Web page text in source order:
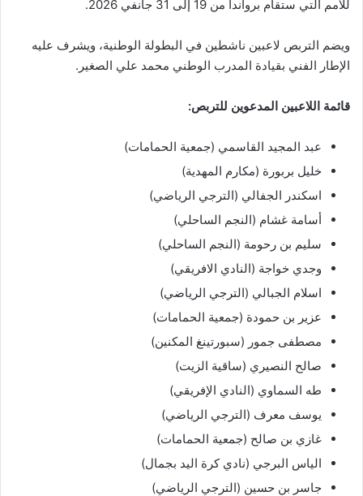
للأمم التي ستقام برواندا من 19 إلى 31 جانفي 2026.
ويضم التربص لاعبين ناشطين في البطولة الوطنية، ويشرف عليه
الإطار الفني بقيادة المدرب الوطني محمد علي الصغير.
قائمة اللاعبين المدعوين للتربص:
عبد المجيد القاسمي (جمعية الحمامات)
خليل بربورة (مكارم المهدية)
اسكندر الجفالي (الترجي الرياضي)
أسامة غشام (النجم الساحلي)
سليم بن رحومة (النجم الساحلي)
وجدي خواجة (النادي الافريقي)
اسلام الجبالي (الترجي الرياضي)
عزير بن حمودة (جمعية الحمامات)
مصطفى جمور (سبورتينغ المكنين)
صالح النصيري (ساقية الزيت)
طه السماوي (النادي الإفريقي)
يوسف معرف (الترجي الرياضي)
غازي بن صالح (جمعية الحمامات)
الياس البرجي (نادي كرة اليد بجمال)
جاسر بن حسين (الترجي الرياضي)